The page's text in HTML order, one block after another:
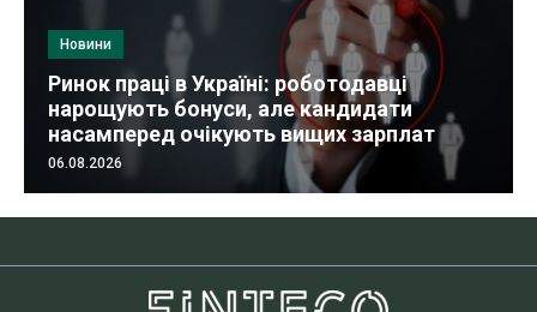
Новини
Ринок праці в Україні: роботодавці
нарощують бонуси, але кандидати
насамперед очікують вищих зарплат
06.08.2026